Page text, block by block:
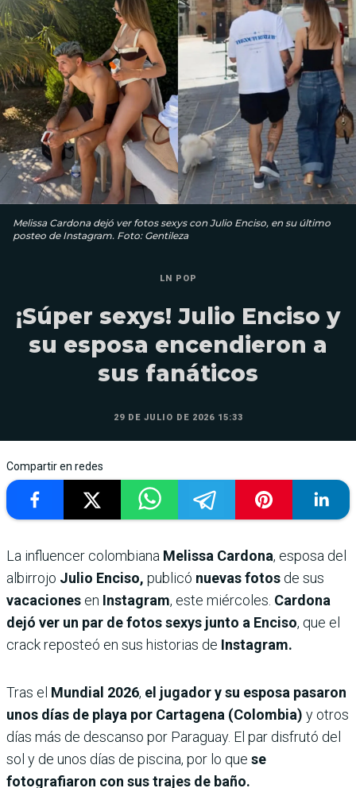
Melissa Cardona dejó ver fotos sexys con Julio Enciso, en su último
posteo de Instagram. Foto: Gentileza
LN POP
¡Súper sexys! Julio Enciso y
su esposa encendieron a
sus fanáticos
29 DE JULIO DE 2026 15:33
Compartir en redes
La influencer colombiana Melissa Cardona, esposa del
albirrojo Julio Enciso, publicó nuevas fotos de sus
vacaciones en Instagram, este miércoles. Cardona
dejó ver un par de fotos sexys junto a Enciso, que el
crack reposteó en sus historias de Instagram.
Tras el Mundial 2026, el jugador y su esposa pasaron
unos días de playa por Cartagena (Colombia) y otros
días más de descanso por Paraguay. El par disfrutó del
sol y de unos días de piscina, por lo que se
fotografiaron con sus trajes de baño.